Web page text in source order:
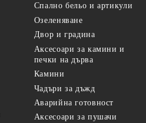
Спално бельо и артикули
Озеленяване
Двор и градина
Аксесоари за камини и
печки на дърва
Камини
Чадъри за дъжд
Аварийна готовност
Аксесоари за пушачи